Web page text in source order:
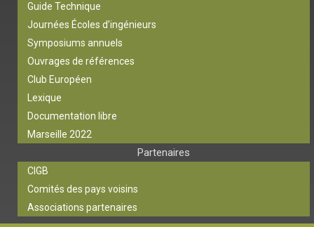
Guide Technique
Journées Écoles d’ingénieurs
Symposiums annuels
Ouvrages de références
Club Européen
Lexique
Documentation libre
Marseille 2022
Partenaires
CIGB
Comités des pays voisins
Associations partenaires